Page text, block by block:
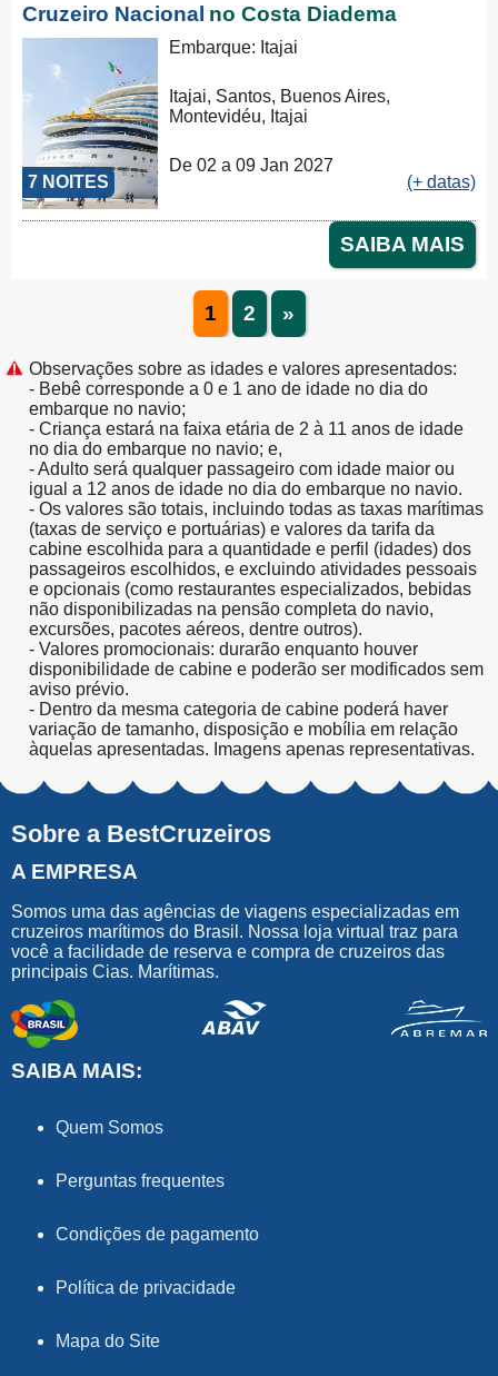
Cruzeiro Nacional no Costa Diadema
7 NOITES
Embarque: Itajai
Itajai, Santos, Buenos Aires,
Montevidéu, Itajai
De 02 a 09 Jan 2027
(+ datas)
SAIBA MAIS
1 2 »
Observações sobre as idades e valores apresentados:
- Bebê corresponde a 0 e 1 ano de idade no dia do
embarque no navio;
- Criança estará na faixa etária de 2 à 11 anos de idade
no dia do embarque no navio; e,
- Adulto será qualquer passageiro com idade maior ou
igual a 12 anos de idade no dia do embarque no navio.
- Os valores são totais, incluindo todas as taxas marítimas
(taxas de serviço e portuárias) e valores da tarifa da
cabine escolhida para a quantidade e perfil (idades) dos
passageiros escolhidos, e excluindo atividades pessoais
e opcionais (como restaurantes especializados, bebidas
não disponibilizadas na pensão completa do navio,
excursões, pacotes aéreos, dentre outros).
- Valores promocionais: durarão enquanto houver
disponibilidade de cabine e poderão ser modificados sem
aviso prévio.
- Dentro da mesma categoria de cabine poderá haver
variação de tamanho, disposição e mobília em relação
àquelas apresentadas. Imagens apenas representativas.
Sobre a BestCruzeiros
A EMPRESA
Somos uma das agências de viagens especializadas em
cruzeiros marítimos do Brasil. Nossa loja virtual traz para
você a facilidade de reserva e compra de cruzeiros das
principais Cias. Marítimas.
SAIBA MAIS:
Quem Somos
Perguntas frequentes
Condições de pagamento
Política de privacidade
Mapa do Site